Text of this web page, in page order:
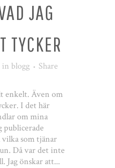
JAG
TYCKER
in blogg Share
enkelt. Även om
I det här
om mina
som tjänar
Då var det inte
Jag önskar att...